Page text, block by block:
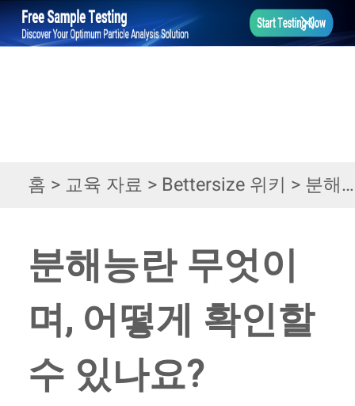
홈 > 교육 자료 > Bettersize 위키 > 분해능란 무엇이며, 어떻게 확인할 수 있나요?
분해능란 무엇이
며, 어떻게 확인할
수 있나요?